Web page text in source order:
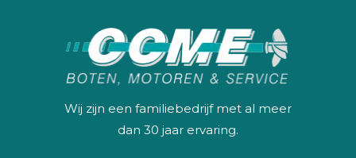
Wij zijn een familiebedrijf met al meer
dan 30 jaar ervaring.